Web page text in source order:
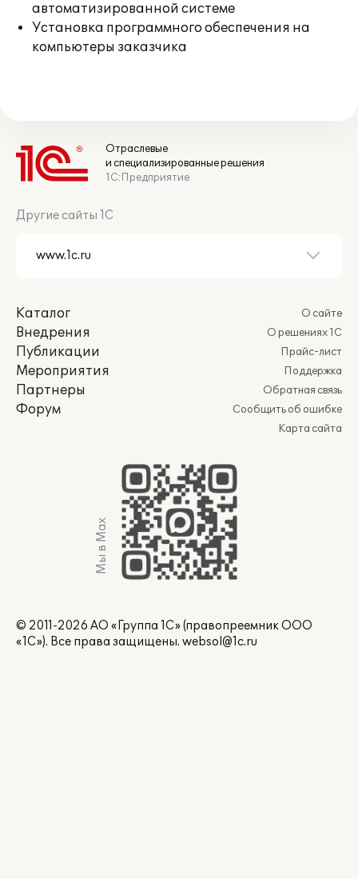
автоматизированной системе
Установка программного обеспечения на
компьютеры заказчика
Отраслевые
и специализированные решения
1С:Предприятие
Другие сайты 1С
Каталог
Внедрения
Публикации
Мероприятия
Партнеры
Форум
О сайте
О решениях 1С
Прайс-лист
Поддержка
Обратная связь
Сообщить об ошибке
Карта сайта
Мы в Max
© 2011-2026 АО «Группа 1С» (правопреемник ООО
«1С»). Все права защищены. websol@1c.ru